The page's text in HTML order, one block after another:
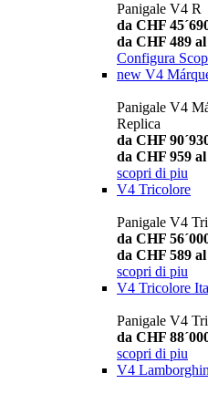
Panigale V4 R
da CHF
da CHF 489
Configura
new V4
Panigale V4
Replica
da CHF
da CHF 959
scopri di piu
V4 Tricolore
Panigale V4
da CHF
da CHF 589
scopri di piu
V4 Tricolore
Panigale V4
da CHF
scopri di piu
V4